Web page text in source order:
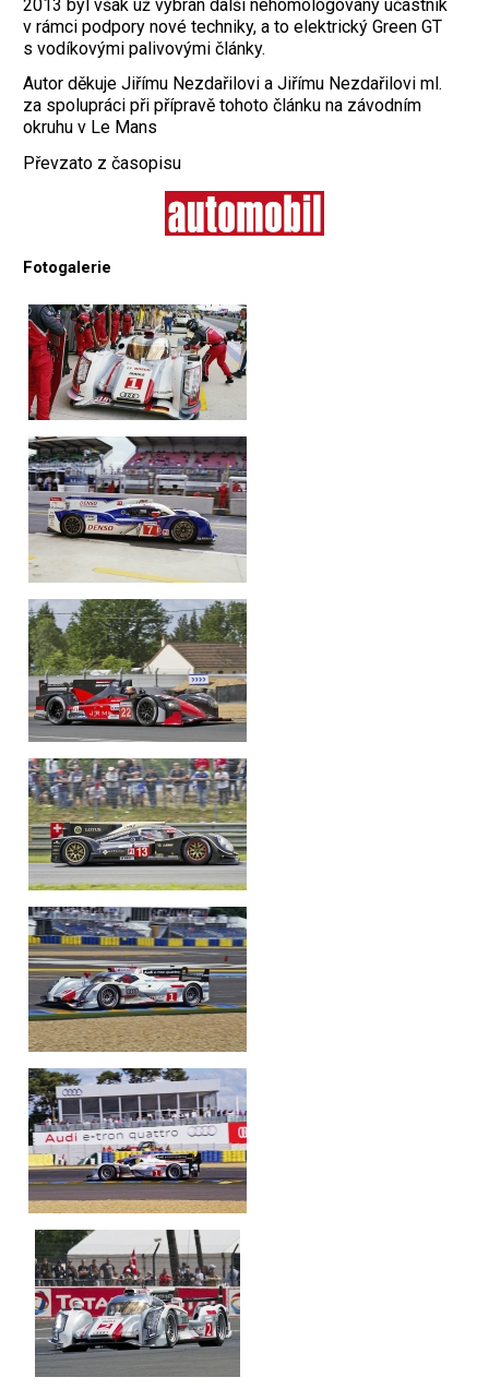
2013 byl však už vybrán další nehomologovaný účastník
v rámci podpory nové techniky, a to elektrický Green GT
s vodíkovými palivovými články.
Autor děkuje Jiřímu Nezdařilovi a Jiřímu Nezdařilovi ml.
za spolupráci při přípravě tohoto článku na závodním
okruhu v Le Mans
Převzato z časopisu
Fotogalerie